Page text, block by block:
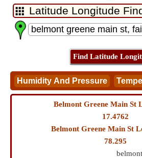
Belmont Greene Main St
17.4762
Belmont Greene Main St
78.295